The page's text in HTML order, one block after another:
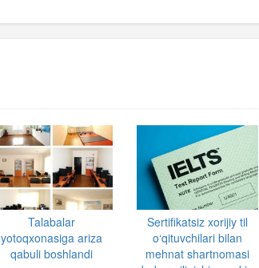
Talabalar
yotoqxonasiga ariza
qabuli boshlandi
Sertifikatsiz xorijiy til
o‘qituvchilari bilan
mehnat shartnomasi